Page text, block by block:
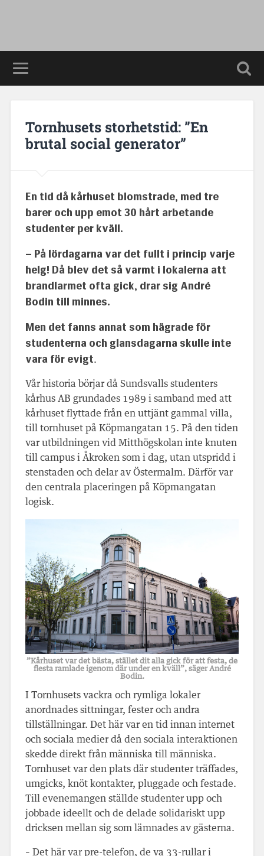
Tornhusets storhetstid: ”En
brutal social generator”
En tid då kårhuset blomstrade, med tre
barer och upp emot 30 hårt arbetande
studenter per kväll.
– På lördagarna var det fullt i princip varje
helg! Då blev det så varmt i lokalerna att
brandlarmet ofta gick, drar sig André
Bodin till minnes.
Men det fanns annat som hägrade för
studenterna och glansdagarna skulle inte
vara för evigt.
Vår historia börjar då Sundsvalls studenters
kårhus AB grundades 1989 i samband med att
kårhuset flyttade från en uttjänt gammal villa,
till tornhuset på Köpmangatan 15. På den tiden
var utbildningen vid Mitthögskolan inte knuten
till campus i Åkroken som i dag, utan utspridd i
stenstaden och delar av Östermalm. Därför var
den centrala placeringen på Köpmangatan
logisk.
”Kårhuset var det bästa, stället dit alla gick för att festa, de
flesta ramlade igenom där under en kväll”, säger André
Bodin.
I Tornhusets vackra och rymliga lokaler
anordnades sittningar, fester och andra
tillställningar. Det här var en tid innan internet
och sociala medier då den sociala interaktionen
skedde direkt från människa till människa.
Tornhuset var den plats där studenter träffades,
umgicks, knöt kontakter, pluggade och festade.
Till evenemangen ställde studenter upp och
jobbade ideellt och de delade solidariskt upp
dricksen mellan sig som lämnades av gästerna.
– Det här var pre-telefon, de va 33-rullar i